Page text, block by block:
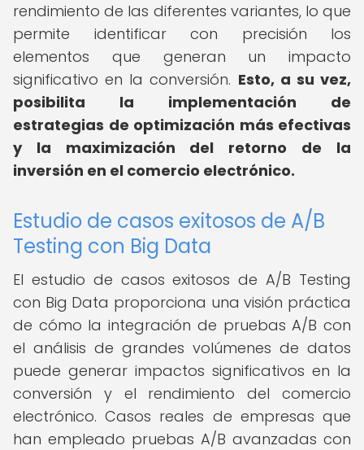
rendimiento de las diferentes variantes, lo que
permite identificar con precisión los
elementos que generan un impacto
significativo en la conversión. Esto, a su vez,
posibilita la implementación de
estrategias de optimización más efectivas
y la maximización del retorno de la
inversión en el comercio electrónico.
Estudio de casos exitosos de A/B
Testing con Big Data
El estudio de casos exitosos de A/B Testing
con Big Data proporciona una visión práctica
de cómo la integración de pruebas A/B con
el análisis de grandes volúmenes de datos
puede generar impactos significativos en la
conversión y el rendimiento del comercio
electrónico. Casos reales de empresas que
han empleado pruebas A/B avanzadas con